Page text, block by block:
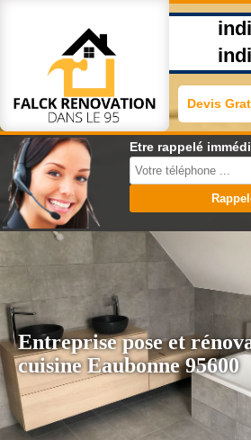
Devis
Etre rappelé
Entreprise pose et
cuisine Eaubonne 95600